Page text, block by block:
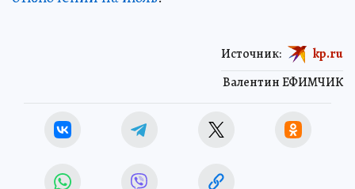
Валентин ЕФИМЧИК
Источник: kp.ru